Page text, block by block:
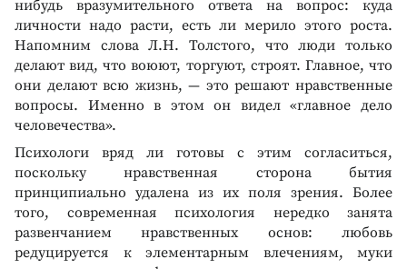
нибудь вразумительного ответа на вопрос: куда
личности надо расти, есть ли мерило этого роста.
Напомним слова Л.Н. Толстого, что люди только
делают вид, что воюют, торгуют, строят. Главное, что
они делают всю жизнь, — это решают нравственные
вопросы. Именно в этом он видел «главное дело
человечества».
Психологи вряд ли готовы с этим согласиться,
поскольку нравственная сторона бытия
принципиально удалена из их поля зрения. Более
того, современная психология нередко занята
развенчанием нравственных основ: любовь
редуцируется к элементарным влечениям, муки